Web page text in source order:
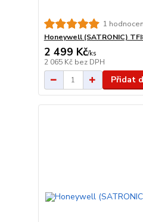
1
Honeywell (SATRONIC)
2 499 Kč/ks
2 065 Kč bez DPH
Přidat